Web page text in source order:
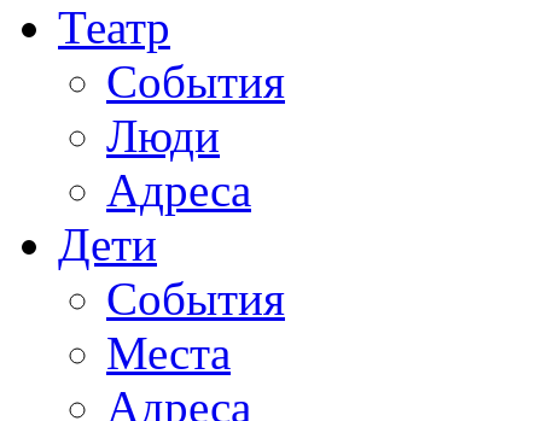
Театр
События
Люди
Адреса
Дети
События
Места
Адреса